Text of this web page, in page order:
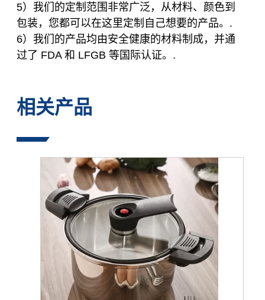
5）我们的定制范围非常广泛，从材料、颜色到
包装，您都可以在这里定制自己想要的产品。.
6）我们的产品均由安全健康的材料制成，并通
过了 FDA 和 LFGB 等国际认证。.
相关产品